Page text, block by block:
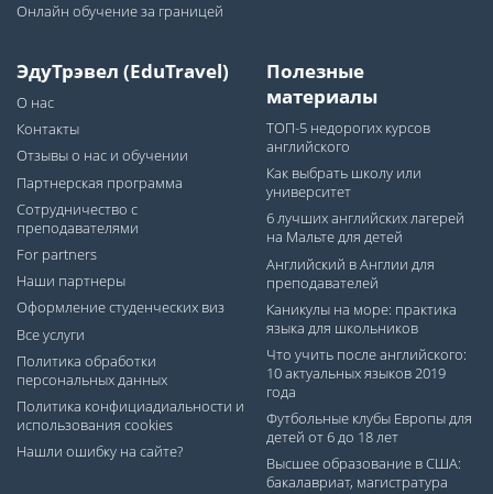
Онлайн обучение за границей
ЭдуТрэвел (EduTravel)
О нас
Контакты
Отзывы о нас и обучении
Партнерская программа
Сотрудничество с
преподавателями
For partners
Наши партнеры
Оформление студенческих виз
Все услуги
Политика обработки
персональных данных
Политика конфициадиальности и
использования cookies
Нашли ошибку на сайте?
Полезные
материалы
ТОП-5 недорогих курсов
английского
Как выбрать школу или
университет
6 лучших английских лагерей
на Мальте для детей
Английский в Англии для
преподавателей
Каникулы на море: практика
языка для школьников
Что учить после английского:
10 актуальных языков 2019
года
Футбольные клубы Европы для
детей от 6 до 18 лет
Высшее образование в США:
бакалавриат, магистратура